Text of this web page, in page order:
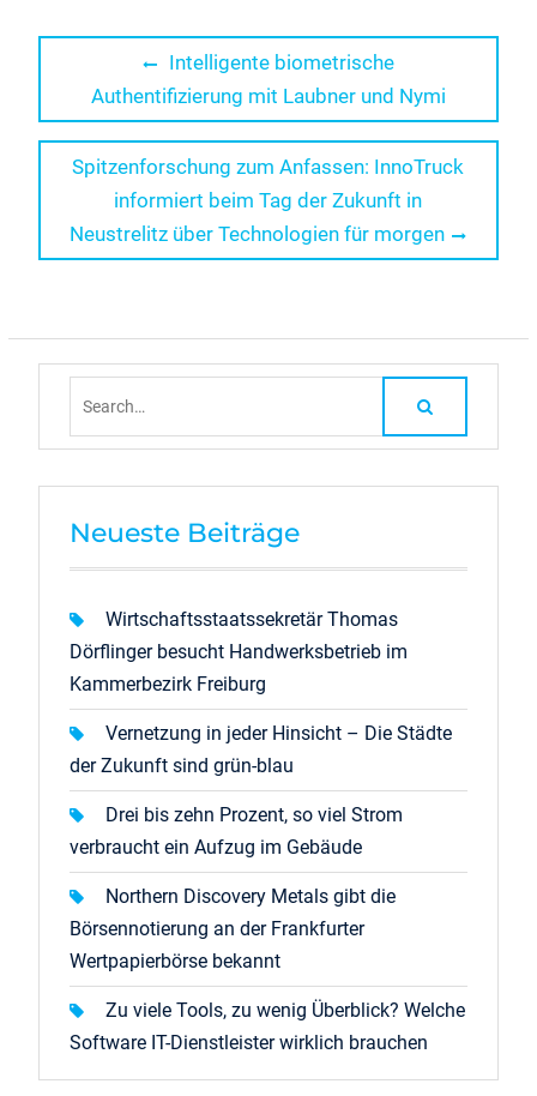
Beitragsnavigation
Previous
post:
Intelligente biometrische
Authentifizierung mit Laubner und Nymi
Next
Spitzenforschung zum Anfassen: InnoTruck
informiert beim Tag der Zukunft in
Neustrelitz über Technologien für morgen
Neueste Beiträge
Wirtschaftsstaatssekretär Thomas
Dörflinger besucht Handwerksbetrieb im
Kammerbezirk Freiburg
Vernetzung in jeder Hinsicht – Die Städte
der Zukunft sind grün-blau
Drei bis zehn Prozent, so viel Strom
verbraucht ein Aufzug im Gebäude
Northern Discovery Metals gibt die
Börsennotierung an der Frankfurter
Wertpapierbörse bekannt
Zu viele Tools, zu wenig Überblick? Welche
Software IT-Dienstleister wirklich brauchen